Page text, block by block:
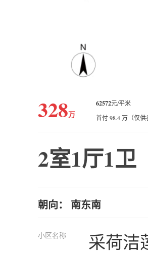
328万
62572元/平米
首付 98.4 万（仅供
2室1厅1卫
朝向： 南东南
小区名称 采荷洁